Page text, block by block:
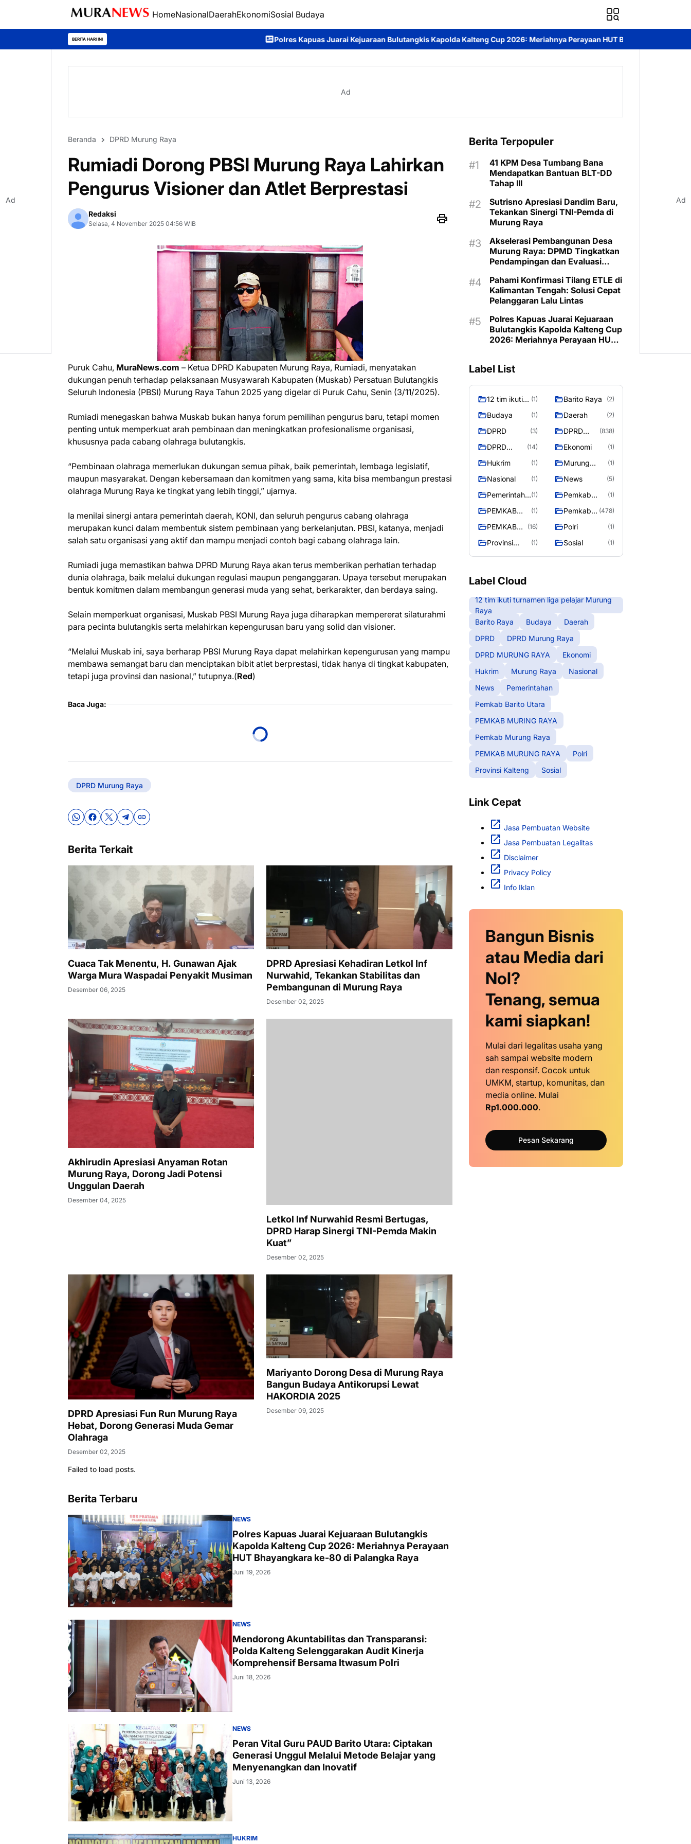
HomeNasionalDaerahEkonomiSosial Budaya
BERITA HARI INI Polres Kapuas Juarai Kejuaraan Bulutangkis Kapolda Kalteng Cup 2026: Meriahnya Perayaan HUT Bhayangkara ke-80 di Palangka Raya
Ad
Beranda DPRD Murung Raya
Rumiadi Dorong PBSI Murung Raya Lahirkan
Pengurus Visioner dan Atlet Berprestasi
Redaksi
Selasa, 4 November 2025 04:56 WIB
Puruk Cahu, MuraNews.com – Ketua DPRD Kabupaten Murung Raya, Rumiadi, menyatakan
dukungan penuh terhadap pelaksanaan Musyawarah Kabupaten (Muskab) Persatuan Bulutangkis
Seluruh Indonesia (PBSI) Murung Raya Tahun 2025 yang digelar di Puruk Cahu, Senin (3/11/2025).
Rumiadi menegaskan bahwa Muskab bukan hanya forum pemilihan pengurus baru, tetapi momen
penting untuk memperkuat arah pembinaan dan meningkatkan profesionalisme organisasi,
khususnya pada cabang olahraga bulutangkis.
“Pembinaan olahraga memerlukan dukungan semua pihak, baik pemerintah, lembaga legislatif,
maupun masyarakat. Dengan kebersamaan dan komitmen yang sama, kita bisa membangun prestasi
olahraga Murung Raya ke tingkat yang lebih tinggi,” ujarnya.
Ia menilai sinergi antara pemerintah daerah, KONI, dan seluruh pengurus cabang olahraga
merupakan kunci dalam membentuk sistem pembinaan yang berkelanjutan. PBSI, katanya, menjadi
salah satu organisasi yang aktif dan mampu menjadi contoh bagi cabang olahraga lain.
Rumiadi juga memastikan bahwa DPRD Murung Raya akan terus memberikan perhatian terhadap
dunia olahraga, baik melalui dukungan regulasi maupun penganggaran. Upaya tersebut merupakan
bentuk komitmen dalam membangun generasi muda yang sehat, berkarakter, dan berdaya saing.
Selain memperkuat organisasi, Muskab PBSI Murung Raya juga diharapkan mempererat silaturahmi
para pecinta bulutangkis serta melahirkan kepengurusan baru yang solid dan visioner.
“Melalui Muskab ini, saya berharap PBSI Murung Raya dapat melahirkan kepengurusan yang mampu
membawa semangat baru dan menciptakan bibit atlet berprestasi, tidak hanya di tingkat kabupaten,
tetapi juga provinsi dan nasional,” tutupnya.(Red)
Baca Juga:
DPRD Murung Raya
Berita Terkait
Cuaca Tak Menentu, H. Gunawan Ajak
Warga Mura Waspadai Penyakit Musiman
Desember 06, 2025
DPRD Apresiasi Kehadiran Letkol Inf
Nurwahid, Tekankan Stabilitas dan
Pembangunan di Murung Raya
Desember 02, 2025
Akhirudin Apresiasi Anyaman Rotan
Murung Raya, Dorong Jadi Potensi
Unggulan Daerah
Desember 04, 2025
Letkol Inf Nurwahid Resmi Bertugas,
DPRD Harap Sinergi TNI-Pemda Makin
Kuat”
Desember 02, 2025
DPRD Apresiasi Fun Run Murung Raya
Hebat, Dorong Generasi Muda Gemar
Olahraga
Desember 02, 2025
Mariyanto Dorong Desa di Murung Raya
Bangun Budaya Antikorupsi Lewat
HAKORDIA 2025
Desember 09, 2025
Failed to load posts.
Berita Terbaru
NEWS
Polres Kapuas Juarai Kejuaraan Bulutangkis
Kapolda Kalteng Cup 2026: Meriahnya Perayaan
HUT Bhayangkara ke-80 di Palangka Raya
Juni 19, 2026
NEWS
Mendorong Akuntabilitas dan Transparansi:
Polda Kalteng Selenggarakan Audit Kinerja
Komprehensif Bersama Itwasum Polri
Juni 18, 2026
NEWS
Peran Vital Guru PAUD Barito Utara: Ciptakan
Generasi Unggul Melalui Metode Belajar yang
Menyenangkan dan Inovatif
Juni 13, 2026
HUKRIM
Berita Terpopuler
41 KPM Desa Tumbang Bana
Mendapatkan Bantuan BLT-DD
Tahap III
Sutrisno Apresiasi Dandim Baru,
Tekankan Sinergi TNI-Pemda di
Murung Raya
Akselerasi Pembangunan Desa
Murung Raya: DPMD Tingkatkan
Pendampingan dan Evaluasi
Berkelanjutan
Pahami Konfirmasi Tilang ETLE di
Kalimantan Tengah: Solusi Cepat
Pelanggaran Lalu Lintas
Polres Kapuas Juarai Kejuaraan
Bulutangkis Kapolda Kalteng Cup
2026: Meriahnya Perayaan HUT
Label List
12 tim ikuti
liga pelajar
Murung
Raya
(1) Barito Raya (2)
Budaya (1) Daerah (2)
DPRD (3)
DPRD
Raya
(838)
DPRD
RAYA
(14) Ekonomi (1)
Hukrim (1)
Murung
(1)
Nasional (1) News (5)
Pemerintaha (1)
Pemkab
Barito Utara
(1)
PEMKAB
RAYA
(1)
Pemkab
Raya
(478)
PEMKAB
RAYA
(16) Polri (1)
Provinsi
(1) Sosial (1)
Label Cloud
12 tim ikuti turnamen liga pelajar Murung
Raya
Barito Raya
Budaya
Daerah
DPRD
DPRD Murung Raya
DPRD MURUNG RAYA
Ekonomi
Hukrim
Murung Raya
Nasional
News
Pemerintahan
Pemkab Barito Utara
PEMKAB MURING RAYA
Pemkab Murung Raya
PEMKAB MURUNG RAYA
Polri
Provinsi Kalteng
Sosial
Link Cepat
Jasa Pembuatan Website
Jasa Pembuatan Legalitas
Disclaimer
Privacy Policy
Info Iklan
Bangun Bisnis
atau Media dari
Nol?
Tenang, semua
kami siapkan!
Mulai dari legalitas usaha yang
sah sampai website modern
dan responsif. Cocok untuk
UMKM, startup, komunitas, dan
media online. Mulai
Rp1.000.000.
Pesan Sekarang
Ad Ad